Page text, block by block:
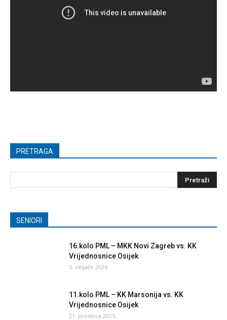
PRETRAGA
SENIORI
16.kolo PML – MKK Novi Zagreb vs. KK
Vrijednosnice Osijek
5. veljače 2026.
11.kolo PML – KK Marsonija vs. KK
Vrijednosnice Osijek
21. prosinca 2025.